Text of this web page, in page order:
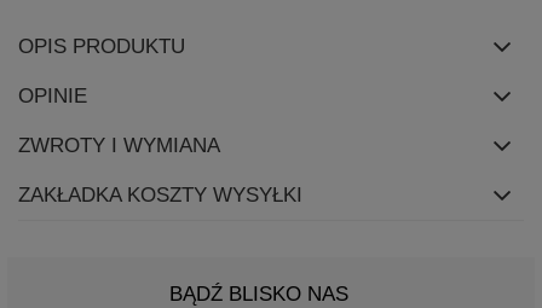
OPIS PRODUKTU
OPINIE
ZWROTY I WYMIANA
ZAKŁADKA KOSZTY WYSYŁKI
BĄDŹ BLISKO NAS